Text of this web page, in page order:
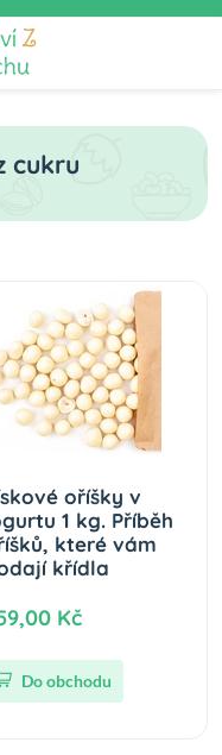
cukru
oříšky v
1 kg. Příběh
které vám
křídla
Kč
Do obchodu